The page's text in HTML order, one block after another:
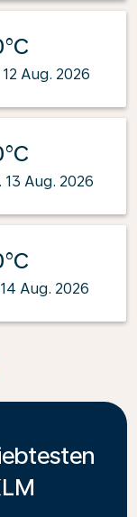
Aug. 2026
13 Aug. 2026
Aug. 2026